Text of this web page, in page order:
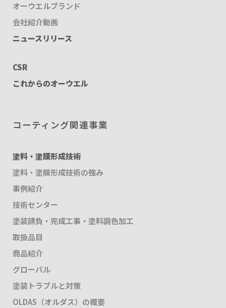
オーウエルブランド
会社紹介動画
ニュースリリース
CSR
これからのオーウエル
コーティング関連事業
塗料・塗膜形成技術
塗料・塗膜形成技術の強み
事例紹介
技術センター
塗装請負・完成工事・塗料調色加工
取扱品目
商品紹介
グローバル
塗装トラブルと対策
OLDAS（オルダス）の概要